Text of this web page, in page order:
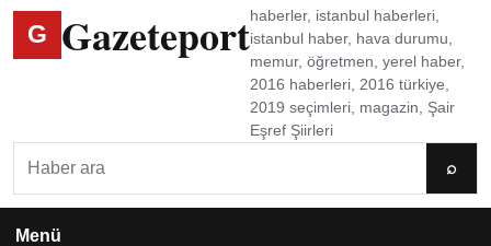
G Gazeteporthaberler, istanbul haberleri,
istanbul haber, hava durumu,
memur, öğretmen, yerel haber,
2016 haberleri, 2016 türkiye,
2019 seçimleri, magazin, Şair
Eşref Şiirleri
⌕
Menü